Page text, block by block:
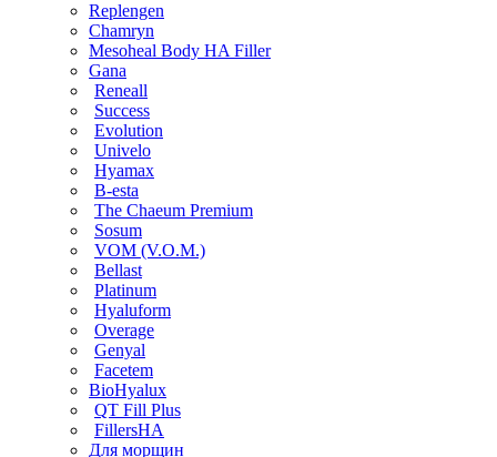
Replengen
Chamryn
Mesoheal Body HA Filler
Gana
Reneall
Success
Evolution
Univelo
Hyamax
B-esta
The Chaeum Premium
Sosum
VOM (V.O.M.)
Bellast
Platinum
Hyaluform
Overage
Genyal
Facetem
BioHyalux
QT Fill Plus
FillersHA
Для морщин